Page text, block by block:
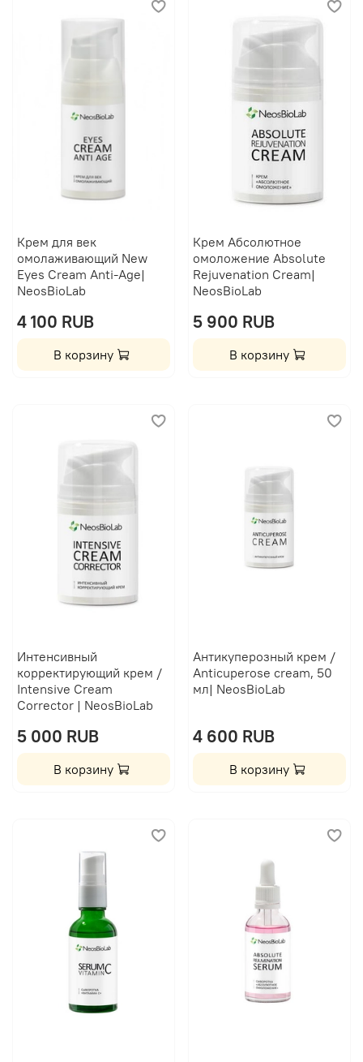
Крем для век
омолаживающий New
Eyes Cream Anti-Age|
NeosBioLab
4 100 RUB
В корзину
Крем Абсолютное
омоложение Absolute
Rejuvenation Cream|
NeosBioLab
5 900 RUB
В корзину
Интенсивный
корректирующий крем /
Intensive Cream
Corrector | NeosBioLab
5 000 RUB
В корзину
Антикуперозный крем /
Anticuperose cream, 50
мл| NeosBioLab
4 600 RUB
В корзину